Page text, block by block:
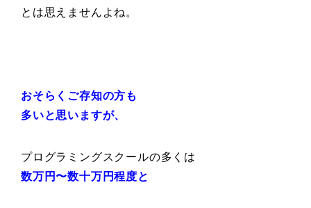
とは思えませんよね。
おそらくご存知の方も
多いと思いますが、
プログラミングスクールの多くは
数万円〜数十万円程度と